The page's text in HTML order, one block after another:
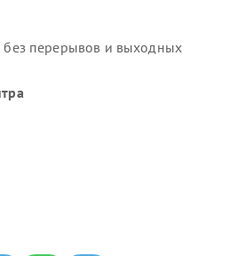
перерывов и выходных